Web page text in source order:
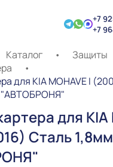
+7
+7
Каталог • Защиты
•
для KIA MOHAVE I
"АВТОБРОНЯ"
для KIA
Сталь